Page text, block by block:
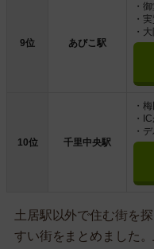
9位 あびこ駅
・
・
・
10位 千里中央駅
・
・
・
土居駅以外で住む街を
すい街をまとめました